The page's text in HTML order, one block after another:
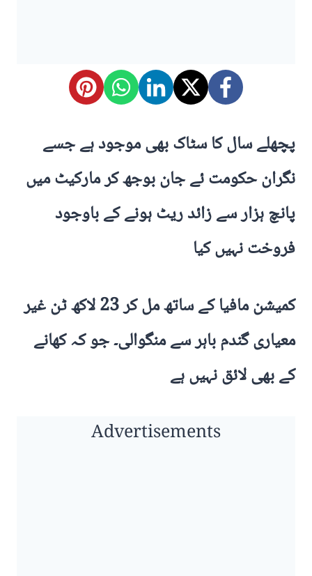
پچھلے سال کا سٹاک بھی موجود ہے جسے
نگران حکومت ئے جان بوجھ کر مارکیٹ میں
پانچ ہزار سے زائد ریٹ ہونے کے باوجود
فروخت نہیں کیا
کمیشن مافیا کے ساتھ مل کر 23 لاکھ ٹن غیر
معیاری گندم باہر سے منگوالی۔ جو کہ کھانے
کے بھی لائق نہیں ہے
Advertisements